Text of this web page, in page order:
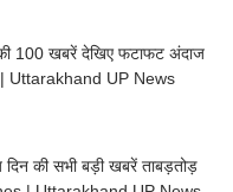
100 खबरें देखिए फटाफट अंदाज
Uttarakhand UP News
की सभी बड़ी खबरें ताबड़तोड़